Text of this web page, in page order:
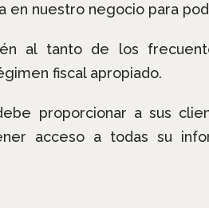
en nuestro negocio para
al tanto de los
fiscal apropiado.
proporcionar a sus
acceso a todas su